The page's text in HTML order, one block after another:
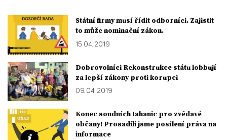
Státní firmy musí řídit odborníci. Zajistit
to může nominační zákon.
15. 04. 2019
Dobrovolníci Rekonstrukce státu lobbují
za lepší zákony proti korupci
09. 04. 2019
Konec soudních tahanic pro zvědavé
občany! Prosadili jsme posílení práva na
informace